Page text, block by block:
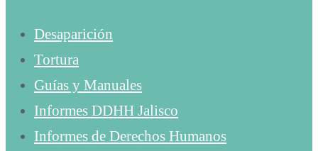
Desaparición
Tortura
Guías y Manuales
Informes DDHH Jalisco
Informes de Derechos Humanos